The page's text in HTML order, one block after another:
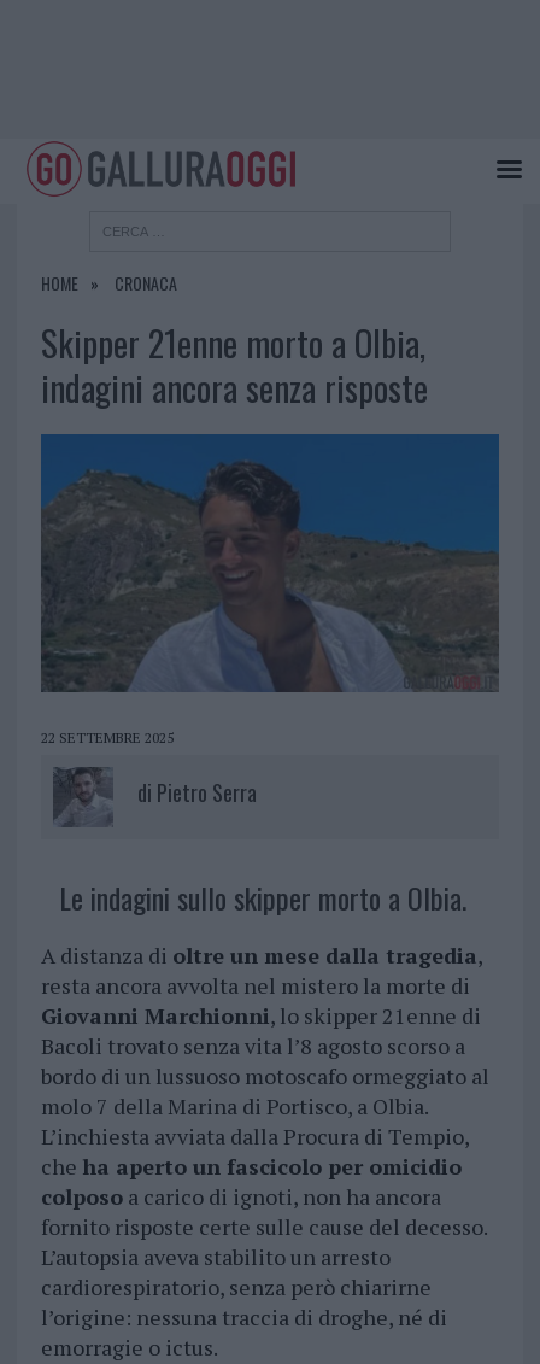
HOME CRONACA
Skipper 21enne morto a Olbia,
indagini ancora senza risposte
22 SETTEMBRE 2025
di Pietro Serra
Le indagini sullo skipper morto a Olbia.
A distanza di oltre un mese dalla tragedia,
resta ancora avvolta nel mistero la morte di
Giovanni Marchionni, lo skipper 21enne di
Bacoli trovato senza vita l’8 agosto scorso a
bordo di un lussuoso motoscafo ormeggiato al
molo 7 della Marina di Portisco, a Olbia.
L’inchiesta avviata dalla Procura di Tempio,
che ha aperto un fascicolo per omicidio
colposoa carico di ignoti, non ha ancora
fornito risposte certe sulle cause del decesso.
L’autopsia aveva stabilito un arresto
cardiorespiratorio, senza però chiarirne
l’origine: nessuna traccia di droghe, né di
emorragie o ictus.